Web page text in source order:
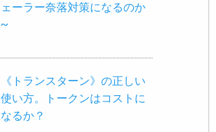
ェーラー奈落対策になるのか
~
《トランスターン》の正しい
使い方。トークンはコストに
なるか？